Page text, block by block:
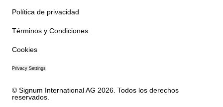
Política de privacidad
Términos y Condiciones
Cookies
Privacy Settings
© Signum International AG 2026. Todos los derechos
reservados.